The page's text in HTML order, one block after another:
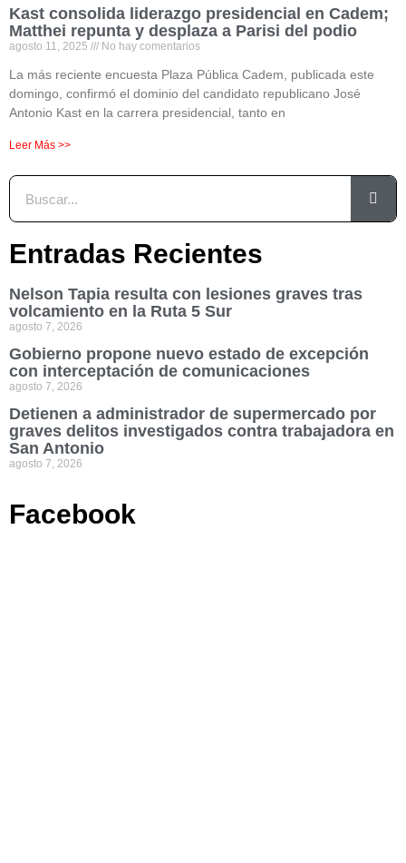
Kast consolida liderazgo presidencial en Cadem;
Matthei repunta y desplaza a Parisi del podio
agosto 11, 2025 No hay comentarios
La más reciente encuesta Plaza Pública Cadem, publicada este
domingo, confirmó el dominio del candidato republicano José
Antonio Kast en la carrera presidencial, tanto en
Leer Más >>
Entradas Recientes
Nelson Tapia resulta con lesiones graves tras
volcamiento en la Ruta 5 Sur
agosto 7, 2026
Gobierno propone nuevo estado de excepción
con interceptación de comunicaciones
agosto 7, 2026
Detienen a administrador de supermercado por
graves delitos investigados contra trabajadora en
San Antonio
agosto 7, 2026
Facebook